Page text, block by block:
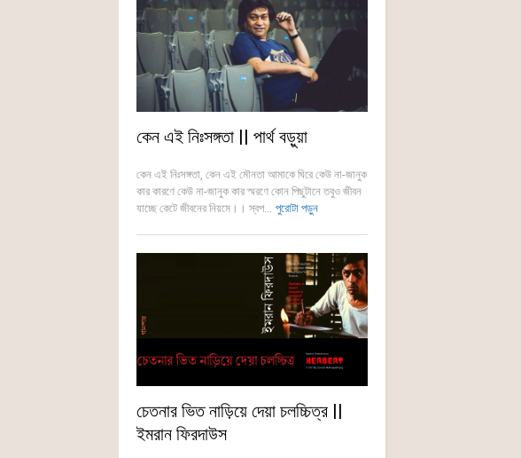
কেন এই নিঃসঙ্গতা || পার্থ বড়ুয়া
কেন এই নিঃসঙ্গতা, কেন এই মৌনতা আমাকে ঘিরে কেউ না-জানুক
কার কারণে কেউ না-জানুক কার স্মরণে কোন পিছুটানে তবুও জীবন
যাচ্ছে কেটে জীবনের নিয়মে।। স্বপ... পুরোটা পড়ুন
চেতনার ভিত নাড়িয়ে দেয়া চলচ্চিত্র ||
ইমরান ফিরদাউস